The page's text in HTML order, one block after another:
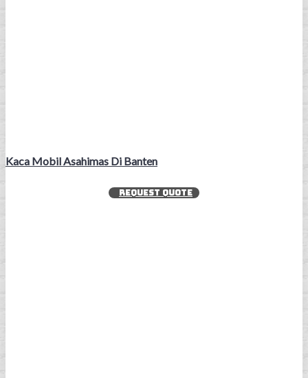
Kaca Mobil Asahimas Di Banten
REQUEST QUOTE